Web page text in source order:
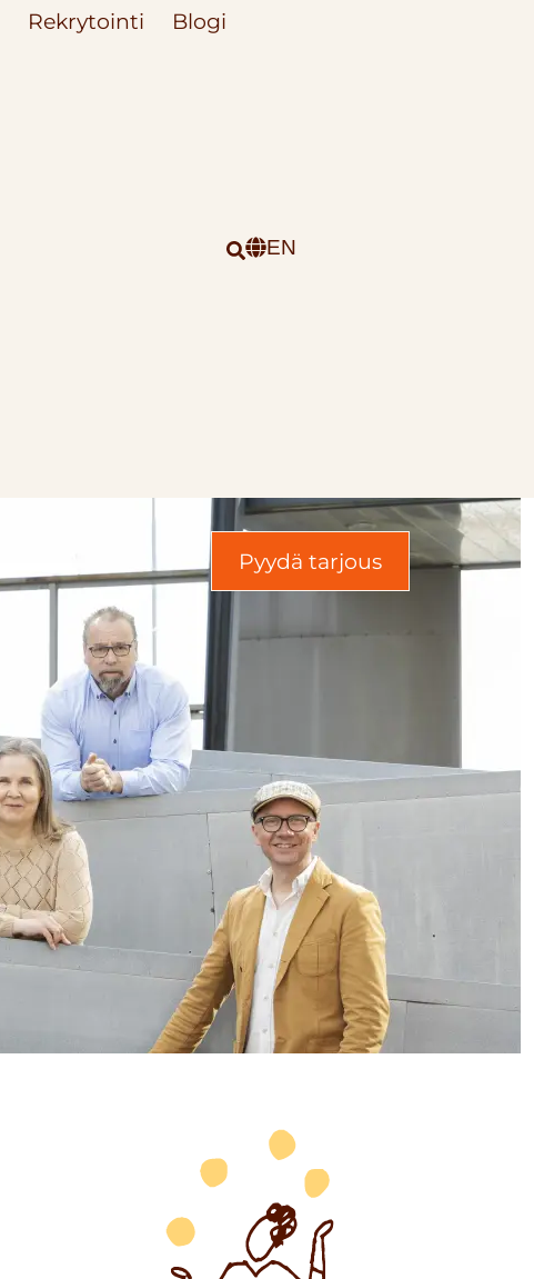
Rekrytointi Blogi
EN
Pyydä tarjous